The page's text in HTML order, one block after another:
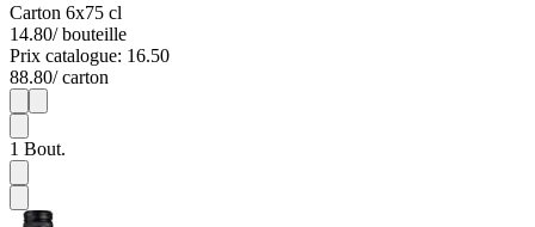
Carton 6x75 cl
14.80/ bouteille
Prix catalogue: 16.50
88.80/ carton
1
1 Bout.